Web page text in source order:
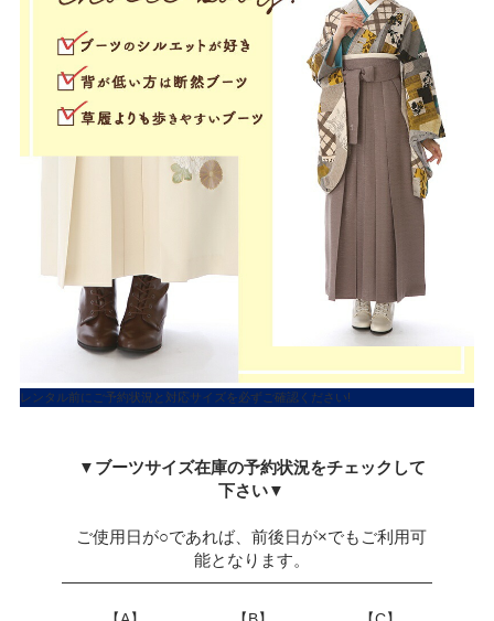
レンタル前にご予約状況と対応サイズを必ずご確認ください!